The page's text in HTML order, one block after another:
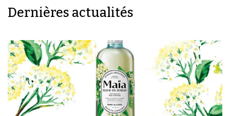
Dernières actualités